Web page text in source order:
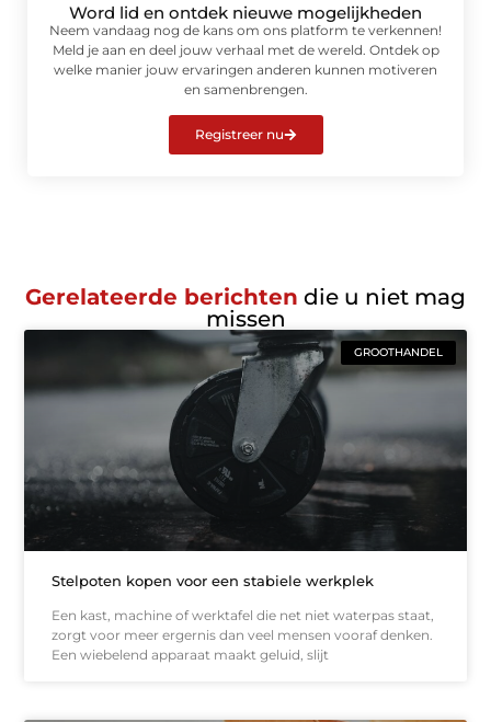
Word lid en ontdek nieuwe mogelijkheden
Neem vandaag nog de kans om ons platform te verkennen!
Meld je aan en deel jouw verhaal met de wereld. Ontdek op
welke manier jouw ervaringen anderen kunnen motiveren
en samenbrengen.
Registreer nu
Gerelateerde berichten die u niet mag
missen
GROOTHANDEL
Stelpoten kopen voor een stabiele werkplek
Een kast, machine of werktafel die net niet waterpas staat,
zorgt voor meer ergernis dan veel mensen vooraf denken.
Een wiebelend apparaat maakt geluid, slijt